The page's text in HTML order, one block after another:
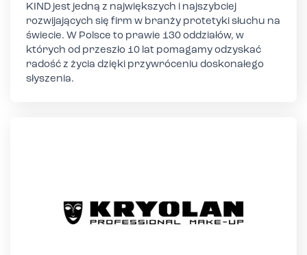
KIND jest jedną z największych i najszybciej
rozwijających się firm w branży protetyki słuchu na
świecie. W Polsce to prawie 130 oddziałów, w
których od przeszło 10 lat pomagamy odzyskać
radość z życia dzięki przywróceniu doskonałego
słyszenia.